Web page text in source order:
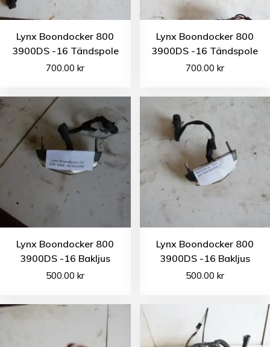
Lynx Boondocker 800
3900DS -16 Tändspole
700.00kr
Lynx Boondocker 800
3900DS -16 Tändspole
700.00 kr
Lynx Boondocker 800
3900DS -16 Bakljus
500.00kr
Lynx Boondocker 800
3900DS -16 Bakljus
500.00 kr